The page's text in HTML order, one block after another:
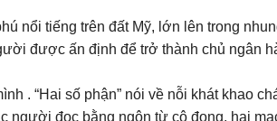
nổi tiếng trên đất Mỹ, lớn lên trong
được ấn định để trở thành chủ ngân
. “Hai số phận” nói về nỗi khát khao
đọc bằng ngôn từ cô đọng, hai